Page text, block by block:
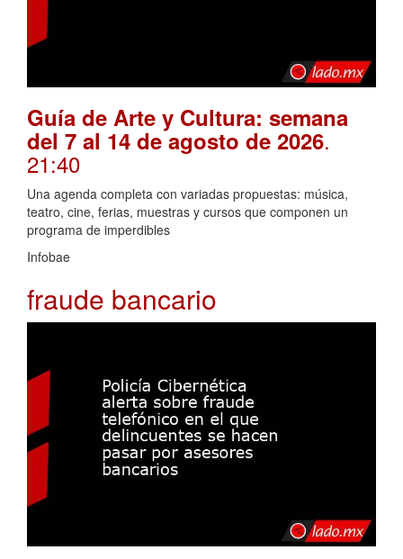
Guía de Arte y Cultura: semana
del 7 al 14 de agosto de 2026.
21:40
Una agenda completa con variadas propuestas: música,
teatro, cine, ferias, muestras y cursos que componen un
programa de imperdibles
Infobae
fraude bancario